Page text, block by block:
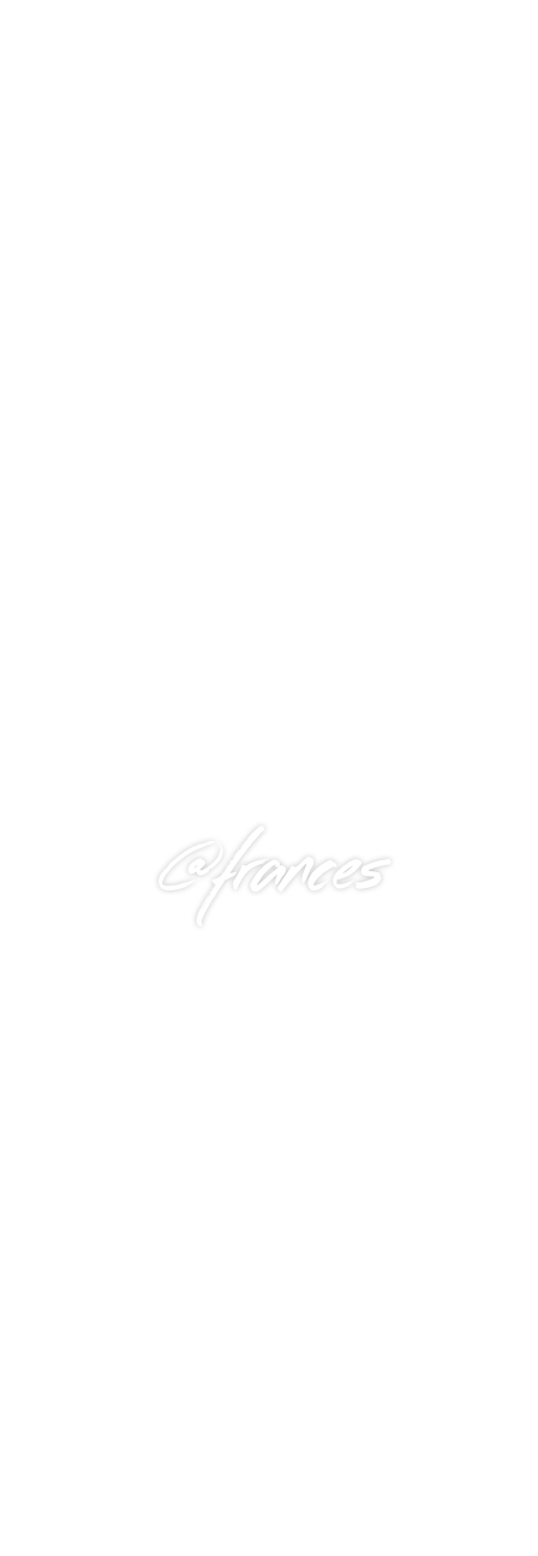
@frances